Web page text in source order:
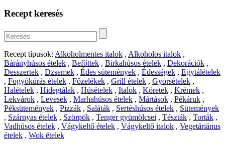
Recept keresés
Recept típusok: Alkoholmentes italok , Alkoholos italok ,
Bárányhúsos ételek , Befőttek , Birkahúsos ételek , Dekorációk ,
Desszertek , Dzsemek , Édes sütemények , Édességek , Egytálételek
, Fogyókúrás ételek , Főzelékek , Grill ételek , Gyorsételek ,
Halételek , Hidegtálak , Húsételek , Italok , Köretek , Krémek ,
Lekvárok , Levesek , Marhahúsos ételek , Mártások , Pékáruk ,
Péksütemények , Pizzák , Saláták , Sertéshúsos ételek , Sütemények
, Szárnyas ételek , Szörpök , Tenger gyümölcsei , Tészták , Torták ,
Vadhúsos ételek , Vágykeltő ételek , Vágykeltő italok , Vegetáriánus
ételek , Wok ételek